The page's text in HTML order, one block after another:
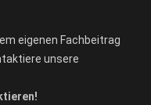
eigenen Fachbeitrag
unsere